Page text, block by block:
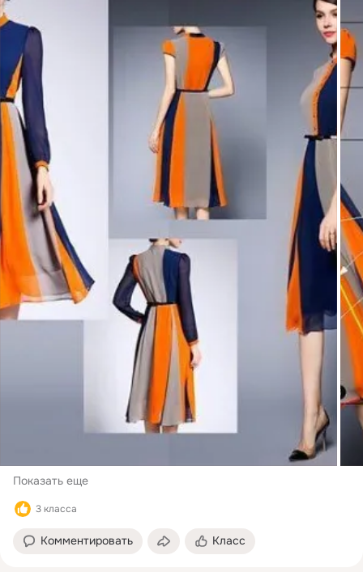
Показать еще
3 класса
Комментировать Класс